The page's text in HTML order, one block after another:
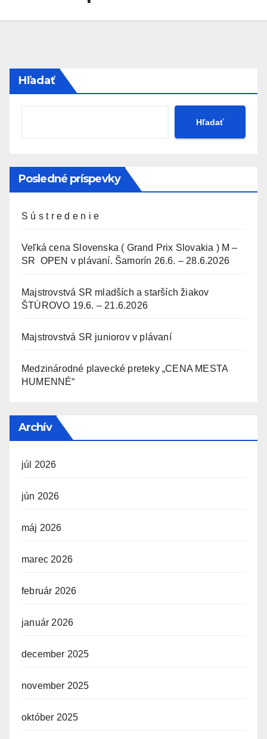
Hľadať
Hľadať
Posledné príspevky
S ú s t r e d e n i e
Veľká cena Slovenska ( Grand Prix Slovakia ) M –
SR OPEN v plávaní. Šamorín 26.6. – 28.6.2026
Majstrovstvá SR mladších a starších žiakov
ŠTÚROVO 19.6. – 21.6.2026
Majstrovstvá SR juniorov v plávaní
Medzinárodné plavecké preteky „CENA MESTA
HUMENNÉ“
Archív
júl 2026
jún 2026
máj 2026
marec 2026
február 2026
január 2026
december 2025
november 2025
október 2025